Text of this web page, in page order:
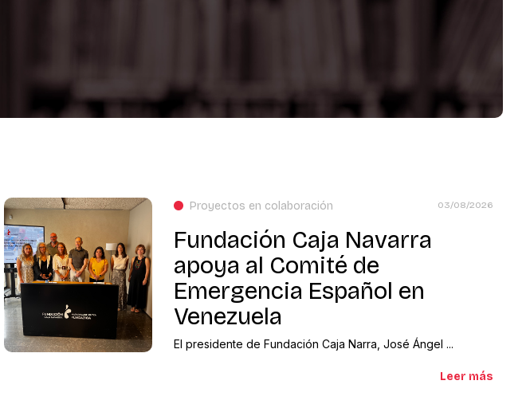
Proyectos en colaboración 03/08/2026
Fundación Caja Navarra
apoya al Comité de
Emergencia Español en
Venezuela
El presidente de Fundación Caja Narra, José Ángel ...
Leer más